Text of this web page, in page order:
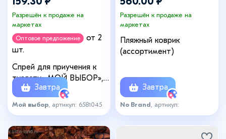
Разрешён к продаже на
маркетах
Оптовое предложение
от 2
шт.
Спрей для приучения к
туалету «МОЙ ВЫБОР»,
100 мл, для кошек и
собак
Завтра
Мой выбор , артикул: 6581045
Разрешён к продаже на
маркетах
Пляжный коврик
(ассортимент)
Завтра
No Brand , артикул:
коврик_пляж_мск